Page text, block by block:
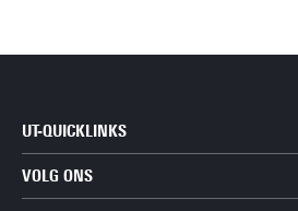
UT-QUICKLINKS
VOLG ONS